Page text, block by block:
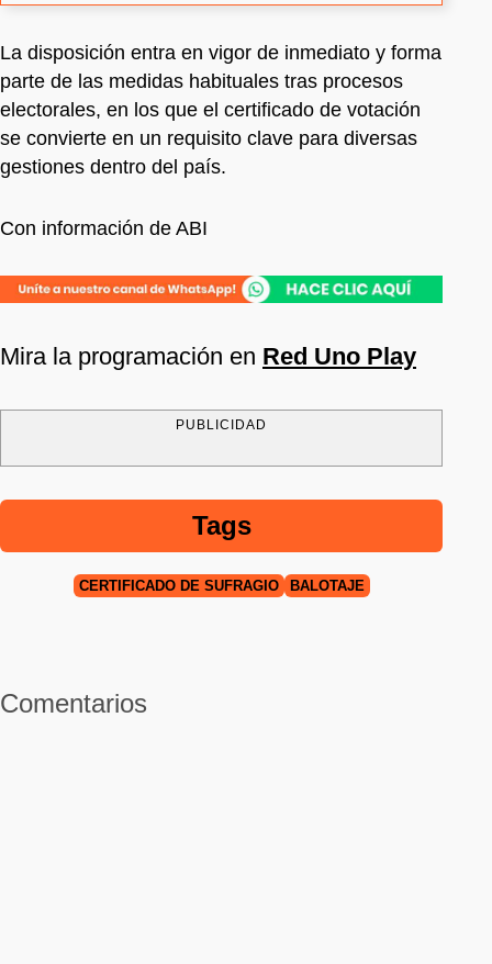
La disposición entra en vigor de inmediato y forma
parte de las medidas habituales tras procesos
electorales, en los que el certificado de votación
se convierte en un requisito clave para diversas
gestiones dentro del país.
Con información de ABI
Mira la programación en Red Uno Play
PUBLICIDAD
Tags
CERTIFICADO DE SUFRAGIO BALOTAJE
Comentarios